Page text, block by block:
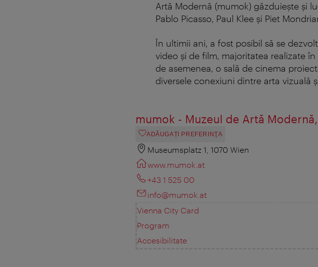
Artă Modernă (mumok) găzduieşte şi
Pablo Picasso, Paul Klee şi Piet
În ultimii ani, a fost posibil să se
video și de film, majoritatea realizate
de asemenea, o sală de cinema
diversele conexiuni dintre arta vizuală
mumok - Muzeul de Artă
ADĂUGAȚI PREFERINŢA
Museumsplatz 1, 1070 Wien
www.mumok.at
+43 1 525 00
info@mumok.at
Vienna City Card
Program
Accesibilitate